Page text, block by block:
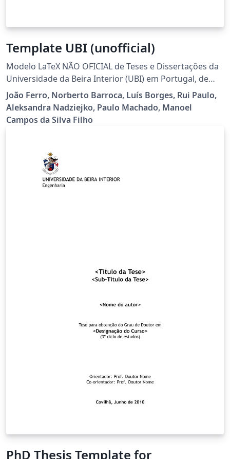
Template UBI (unofficial)
Modelo LaTeX NÃO OFICIAL de Teses e Dissertações da
Universidade da Beira Interior (UBI) em Portugal, de
acordo com o despacho reitoral nº 2019/R/630. Esta é
uma versão reestruturada do projeto original que
conta com uma série de recursos e características,
como: separação total dos comandos e formatação do
tese/dissertação; inclusão de metadados no ficheiro
PDF gerado (autor, assunto, etc); dentre outras
melhorias. Para mais detalhes, aceda
https://github.com/manoelcampos/template-ubi-latex
João Ferro, Norberto Barroca, Luís Borges, Rui Paulo,
Aleksandra Nadziejko, Paulo Machado, Manoel
Campos da Silva Filho
PhD Thesis Template for